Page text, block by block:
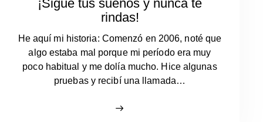
¡Sigue tus sueños y nunca te
rindas!
He aquí mi historia: Comenzó en 2006, noté que
algo estaba mal porque mi período era muy
poco habitual y me dolía mucho. Hice algunas
pruebas y recibí una llamada…